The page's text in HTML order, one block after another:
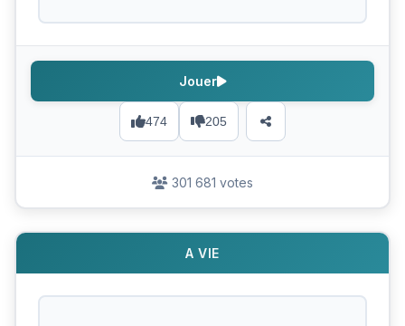
474 205
Jouer
301 681 votes
A VIE